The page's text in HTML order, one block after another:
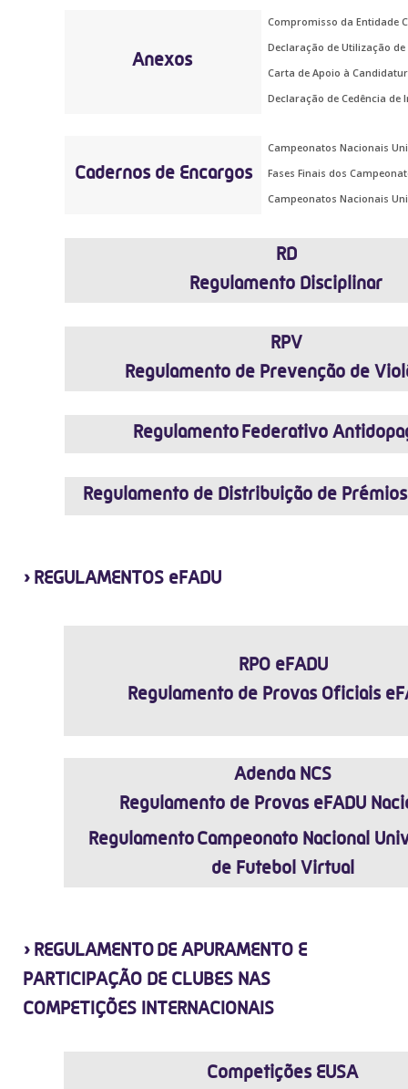
Anexos
Compromisso da Entidade
Declaração de Utilização de
Carta de Apoio à
Declaração de Cedência de
Cadernos de Encargos
Campeonatos Nacionais
Fases Finais dos
Campeonatos Nacionais
RD
Regulamento Disciplinar
RPV
Regulamento de Prevenção de
Regulamento Federativo
Regulamento de Distribuição de
› REGULAMENTOS eFADU
RPO eFADU
Regulamento de Provas Oficiais
Adenda NCS
Regulamento de Provas eFADU
Regulamento Campeonato Nacional
de Futebol Virtual
› REGULAMENTO DE APURAMENTO E
PARTICIPAÇÃO DE CLUBES NAS
COMPETIÇÕES INTERNACIONAIS
Competições EUSA